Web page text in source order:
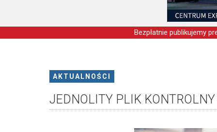
Bezpłatnie publikujemy
AKTUALNOŚCI
JEDNOLITY PLIK KONTROLNY